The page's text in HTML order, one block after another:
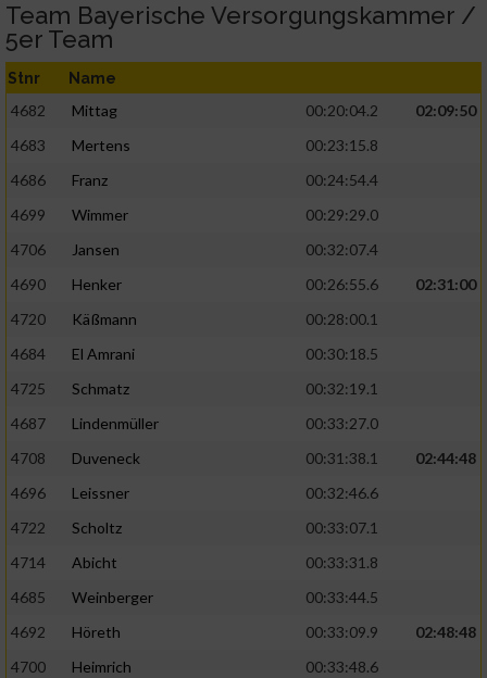
Team Bayerische Versorgungskammer /
5er Team
Stnr Name
4682 Mittag 00:20:04.2
02:09:50
4683
Mertens
00:23:15.8
4686
Franz
00:24:54.4
4699
Wimmer
00:29:29.0
4706
Jansen
00:32:07.4
4690
Henker 00:26:55.6
02:31:00
4720
Käßmann
00:28:00.1
4684
El Amrani
00:30:18.5
4725
Schmatz
00:32:19.1
4687
Lindenmüller
00:33:27.0
4708
Duveneck 00:31:38.1
02:44:48
4696
Leissner
00:32:46.6
4722
Scholtz
00:33:07.1
4714
Abicht
00:33:31.8
4685
Weinberger
00:33:44.5
4692
Höreth 00:33:09.9
02:48:48
4700
Heimrich
00:33:48.6